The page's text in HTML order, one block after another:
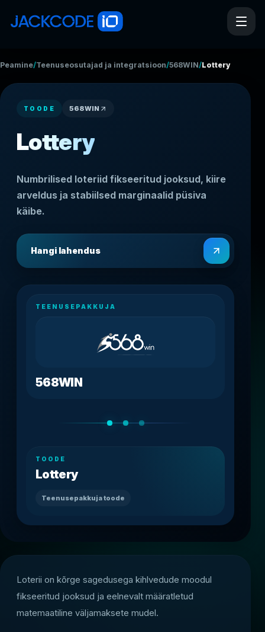
Peamine/Teenuseosutajad ja integratsioonid
/568WIN/Lottery
TOODE 568WIN
Lottery
Numbrilised loteriid fikseeritud jooksud, kiire
arveldus ja stabiilsed marginaalid püsiva
käibe.
Hangi lahendus
TEENUSEPAKKUJA
568WIN
TOODE
Lottery
Teenusepakkuja toode
Loterii on kõrge sagedusega kihlvedude moodul
fikseeritud jooksud ja eelnevalt määratletud
matemaatiline väljamaksete mudel.